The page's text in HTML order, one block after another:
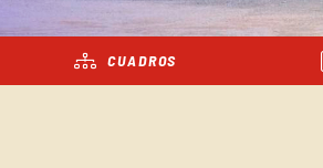
CUADROS